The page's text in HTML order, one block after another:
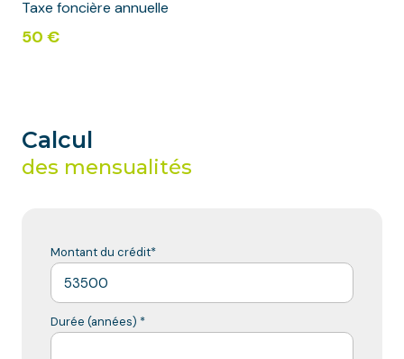
Taxe foncière annuelle
50 €
Calcul
des mensualités
Montant du crédit*
Durée (années) *